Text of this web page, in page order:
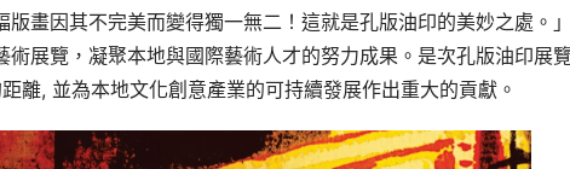
畫因其不完美而變得獨一無二！這就是孔版油印的美妙之處。」
展覽，凝聚本地與國際藝術人才的努力成果。是次孔版油印展
離, 並為本地文化創意產業的可持續發展作出重大的貢獻。